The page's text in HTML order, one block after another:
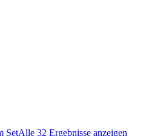
SetAlle 32 Ergebnisse anzeigen